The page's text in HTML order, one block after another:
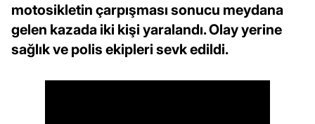
motosikletin çarpışması sonucu meydana
gelen kazada iki kişi yaralandı. Olay yerine
sağlık ve polis ekipleri sevk edildi.